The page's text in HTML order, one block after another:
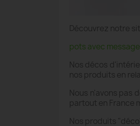
Découvrez notre
pots avec
Nos décos
nos produits en
Nous n'avons pas
partout en France
Nos produits